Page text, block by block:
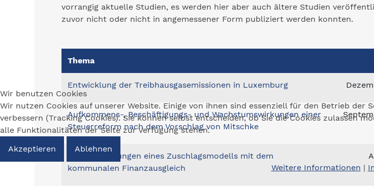
vorrangig aktuelle Studien, es werden hier aber auch ältere Studien
zuvor nicht oder nicht in angemessener Form publiziert werden konnten.
Thema
Entwicklung der Treibhausgasemissionen in Luxemburg
Aufkommens-, Beschäftigungs- und Wachstumswirkungen einer
Steuerreform nach dem Vorschlag von Mitschke
Wechselwirkungen eines Zuschlagsmodells mit dem
kommunalen Finanzausgleich
Wir benutzen Cookies
Wir nutzen Cookies auf unserer Website. Einige von ihnen sind essenziell für den Betrieb
verbessern (Tracking Cookies). Sie können selbst entscheiden, ob Sie die Cookies zulassen
alle Funktionalitäten der Seite zur Verfügung stehen.
Akzeptieren
Ablehnen
Weitere Informationen |